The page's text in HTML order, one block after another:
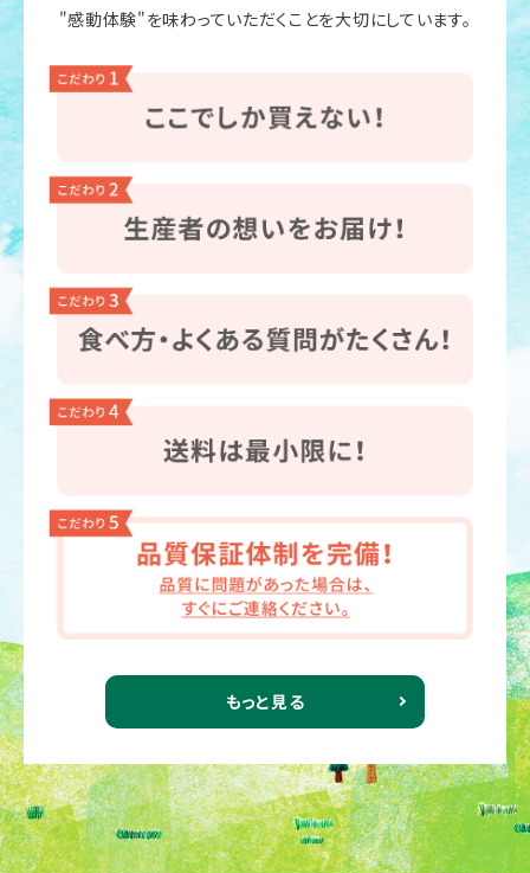
"感動体験"を味わっていただくことを大切にしています。
もっと見る